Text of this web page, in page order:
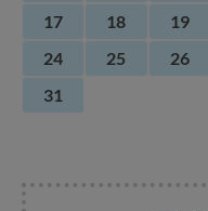
17
18 19
24
25 26
31